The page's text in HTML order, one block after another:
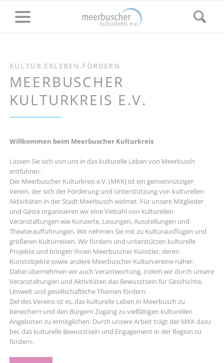
KULTUR.ERLEBEN.FÖRDERN
MEERBUSCHER
KULTURKREIS E.V.
Willkommen beim Meerbuscher Kulturkreis
Lassen Sie sich von uns in das kulturelle Leben von Meerbusch
entführen.
Der Meerbuscher Kulturkreis e.V. (MKK) ist ein gemeinnütziger
Verein, der sich der Förderung und Unterstützung von kulturellen
Aktivitäten in der Stadt Meerbusch widmet. Für unsere Mitglieder
und Gäste organisieren wir eine Vielzahl von kulturellen
Veranstaltungen wie Konzerte, Lesungen, Ausstellungen und
Theateraufführungen. Wir nehmen Sie mit zu Kulturausflügen und
größeren Kulturreisen. Wir fördern und unterstützen kulturelle
Projekte und bringen Ihnen Meerbuscher Künstler, deren
Kunstobjekte sowie andere Meerbuscher Kulturvereine näher.
Dabei übernehmen wir auch Verantwortung, indem wir durch unsere
Veranstaltungen und Aktivitäten das Bewusstsein für Geschichte,
Umwelt und gesellschaftliche Themen fördern.
Ziel des Vereins ist es, das kulturelle Leben in Meerbusch zu
bereichern und den Bürgern Zugang zu vielfältigen kulturellen
Angeboten zu ermöglichen. Durch unsere Arbeit trägt der MKK dazu
bei, das kulturelle Bewusstsein und Engagement in der Region zu
fördern.